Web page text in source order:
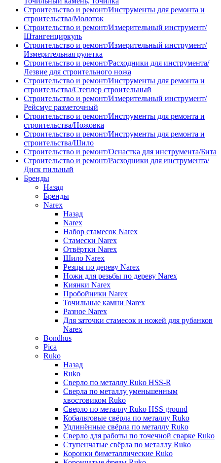
Строительство и ремонт/Инструменты для ремонта и
строительства/Молоток
Строительство и ремонт/Измерительный инструмент/
Штангенциркуль
Строительство и ремонт/Измерительный инструмент/
Измерительная рулетка
Строительство и ремонт/Расходники для инструмента/
Лезвие для строительного ножа
Строительство и ремонт/Инструменты для ремонта и
строительства/Степлер строительный
Строительство и ремонт/Измерительный инструмент/
Рейсмус разметочный
Строительство и ремонт/Инструменты для ремонта и
строительства/Ножовка
Строительство и ремонт/Инструменты для ремонта и
строительства/Шило
Строительство и ремонт/Оснастка для инструмента/Бита
Строительство и ремонт/Расходники для инструмента/
Диск пильный
Бренды
Назад
Бренды
Narex
Назад
Narex
Набор стамесок Narex
Стамески Narex
Отвёртки Narex
Шило Narex
Резцы по дереву Narex
Ножи для резьбы по дереву Narex
Киянки Narex
Пробойники Narex
Точильные камни Narex
Разное Narex
Для заточки стамесок и ножей для рубанков
Narex
Bondhus
Pica
Ruko
Назад
Ruko
Сверло по металлу Ruko HSS-R
Сверла по металлу уменьшенным
хвостовиком Ruko
Сверло по металлу Ruko HSS ground
Кобальтовые свёрла по металлу Ruko
Удлинённые свёрла по металлу Ruko
Сверло для работы по точечной сварке Ruko
Ступенчатые свёрла по металлу Ruko
Коронки биметаллические Ruko